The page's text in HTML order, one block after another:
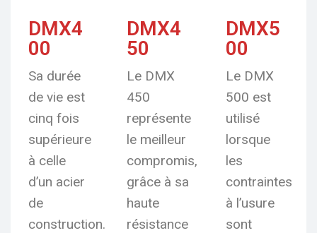
DMX4
00
Sa durée
de vie est
cinq fois
supérieure
à celle
d’un acier
de
construction.
DMX4
50
Le DMX
450
représente
le meilleur
compromis,
grâce à sa
haute
résistance
DMX5
00
Le DMX
500 est
utilisé
lorsque
les
contraintes
à l’usure
sont